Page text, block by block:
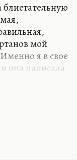
блистательную
мой
я в свое
она написала
про
вещи нельзя
уважать
что, может